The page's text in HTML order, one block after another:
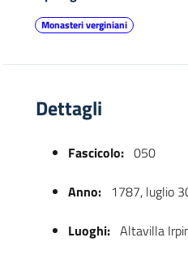
Monasteri verginiani
Dettagli
Fascicolo: 050
Anno: 1787, luglio
Luoghi: Altavilla